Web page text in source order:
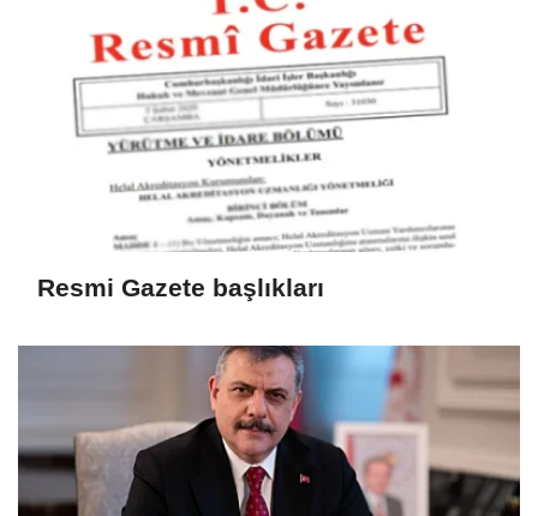
Resmi Gazete başlıkları